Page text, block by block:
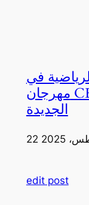
في
مهرجان CED Sportival بالعلمين
الجديدة
2025
edit post